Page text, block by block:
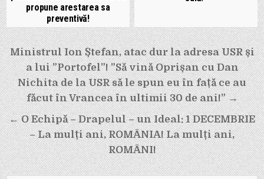
propune arestarea sa
preventivă!
Navigare
în
articole
Ministrul Ion Ștefan, atac dur la adresa USR și
a lui ”Portofel”! ”Să vină Oprișan cu Dan
Nichita de la USR să le spun eu în față ce au
făcut în Vrancea în ultimii 30 de ani!” →
← O Echipă – Drapelul – un Ideal: 1 DECEMBRIE
– La mulți ani, ROMÂNIA! La mulți ani,
ROMÂNI!